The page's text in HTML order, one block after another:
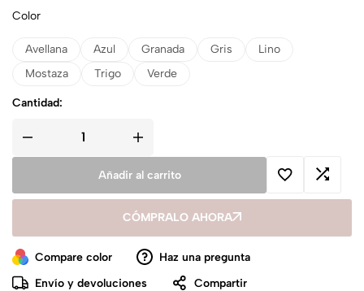
Color
Avellana Azul Granada Gris
Lino
Mostaza
Trigo Verde
Cantidad:
Añadir al carrito
CÓMPRALO AHORA
Compare color
Haz una pregunta
Envío y devoluciones
Compartir